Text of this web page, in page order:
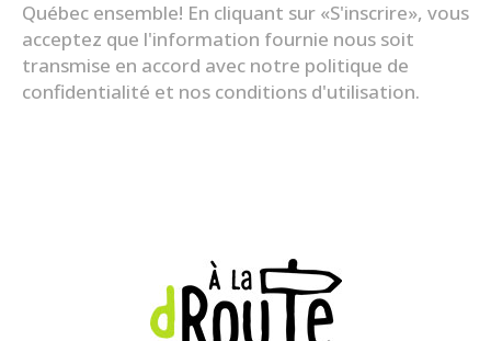
Québec ensemble! En cliquant sur «S'inscrire», vous
acceptez que l'information fournie nous soit
transmise en accord avec notre politique de
confidentialité et nos conditions d'utilisation.